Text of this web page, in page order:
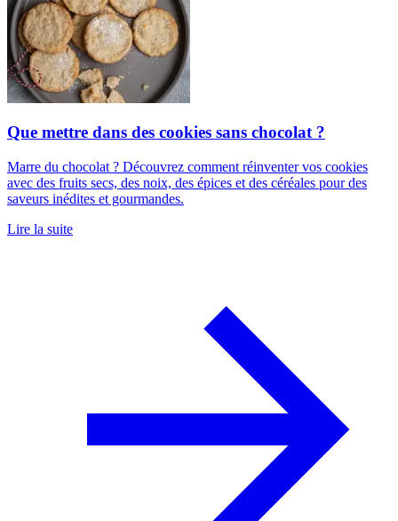
Que mettre dans des cookies sans chocolat ?
Marre du chocolat ? Découvrez comment réinventer vos cookies
avec des fruits secs, des noix, des épices et des céréales pour des
saveurs inédites et gourmandes.
Lire la suite